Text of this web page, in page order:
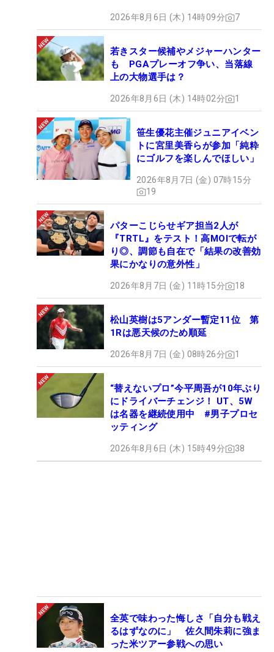
2026年8月6日 (木) 14時09分 7
若きスター候補やメジャーハンター
も PGAプレーオフ争い、当落線
上の大物選手は？
2026年8月6日 (木) 14時02分 1
笹生優花主催ジュニアイベン
トに宮里美香らが参加「純粋
にゴルフを楽しんでほしい」
2026年8月7日 (金) 07時15分
19
パターこじらせギア担当2人が
『TRTL』をテスト！高MOIで転が
り◎、調節も自在で「結果の改善効
果にかなりの意外性」
2026年8月7日 (金) 11時15分 18
松山英樹は5アンダー暫定11位 第
1Rは悪天候のため順延
2026年8月7日 (金) 08時26分 1
“替えないプロ”今平周吾が10年ぶり
にドライバーチェンジ！ UT、5W
は名器を継続使用中 #男子プロセ
ッティング
2026年8月6日 (木) 15時49分 38
全英で味わった悔しさ「自分も戦え
るはずなのに」 佐久間朱莉に強ま
った米ツアー参戦への思い